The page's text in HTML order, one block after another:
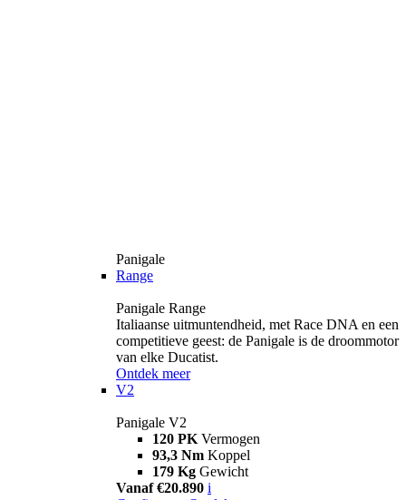
Panigale
Range
Panigale Range
Italiaanse uitmuntendheid, met Race DNA en een
competitieve geest: de Panigale is de droommotor
van elke Ducatist.
Ontdek meer
V2
Panigale V2
120 PK Vermogen
93,3 Nm Koppel
179 Kg Gewicht
Vanaf €20.890 i